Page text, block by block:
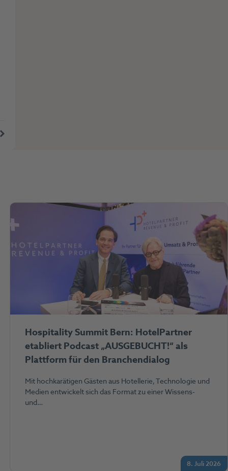
8. Juli 2026
Hospitality Summit Bern: HotelPartner
etabliert Podcast „AUSGEBUCHT!“ als
Plattform für den Branchendialog
Mit hochkarätigen Gästen aus Hotellerie, Technologie und
Medien entwickelt sich das Format zu einer Wissens-
und…